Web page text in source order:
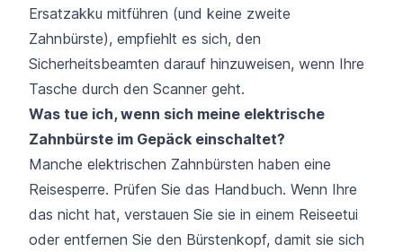
Ersatzakku mitführen (und keine zweite
Zahnbürste), empfiehlt es sich, den
Sicherheitsbeamten darauf hinzuweisen, wenn Ihre
Tasche durch den Scanner geht.
Was tue ich, wenn sich meine elektrische
Zahnbürste im Gepäck einschaltet?
Manche elektrischen Zahnbürsten haben eine
Reisesperre. Prüfen Sie das Handbuch. Wenn Ihre
das nicht hat, verstauen Sie sie in einem Reiseetui
oder entfernen Sie den Bürstenkopf, damit sie sich